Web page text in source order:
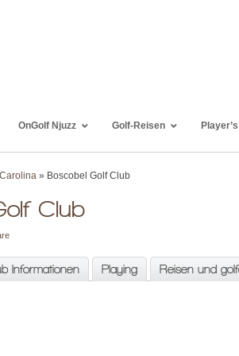
OnGolf Njuzz Golf-Reisen
» Boscobel Golf Club
Club
Informationen Playing Reisen und